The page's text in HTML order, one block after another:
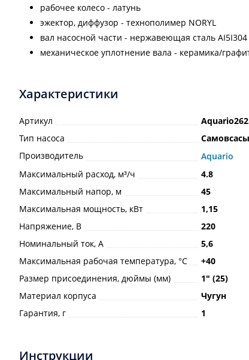
рабочее колесо - латунь
эжектор, диффузор - технополимер NORYL
вал насосной части - нержавеющая сталь АI5I304
механическое уплотнение вала - керамика/
Характеристики
Артикул
Тип насоса
Производитель
Aquario
Максимальный расход, м³/ч
4.8
Максимальный напор, м
45
Максимальная мощность, кВт
1,15
Напряжение, В
220
Номинальный ток, А
5,6
Максимальная рабочая температура, °С
+40
Размер присоединения, дюймы (мм)
1ʺ (25)
Материал корпуса
Чугун
Гарантия, г
1
Инструкции